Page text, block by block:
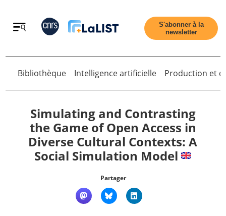
Retour
Accueil
Qui sommes nous ?
S'abonner à la
newsletter
Retour
Bibliothèque Intelligence artificielle Production et
Simulating and Contrasting
the Game of Open Access in
Diverse Cultural Contexts: A
Social Simulation Model
Partager